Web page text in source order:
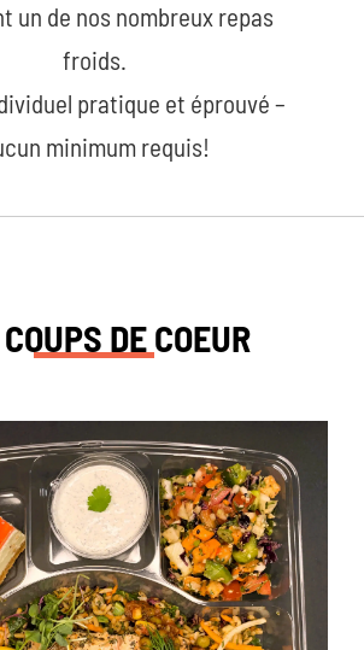
un de nos nombreux repas
froids.
pratique et éprouvé –
minimum requis!
DE COEUR